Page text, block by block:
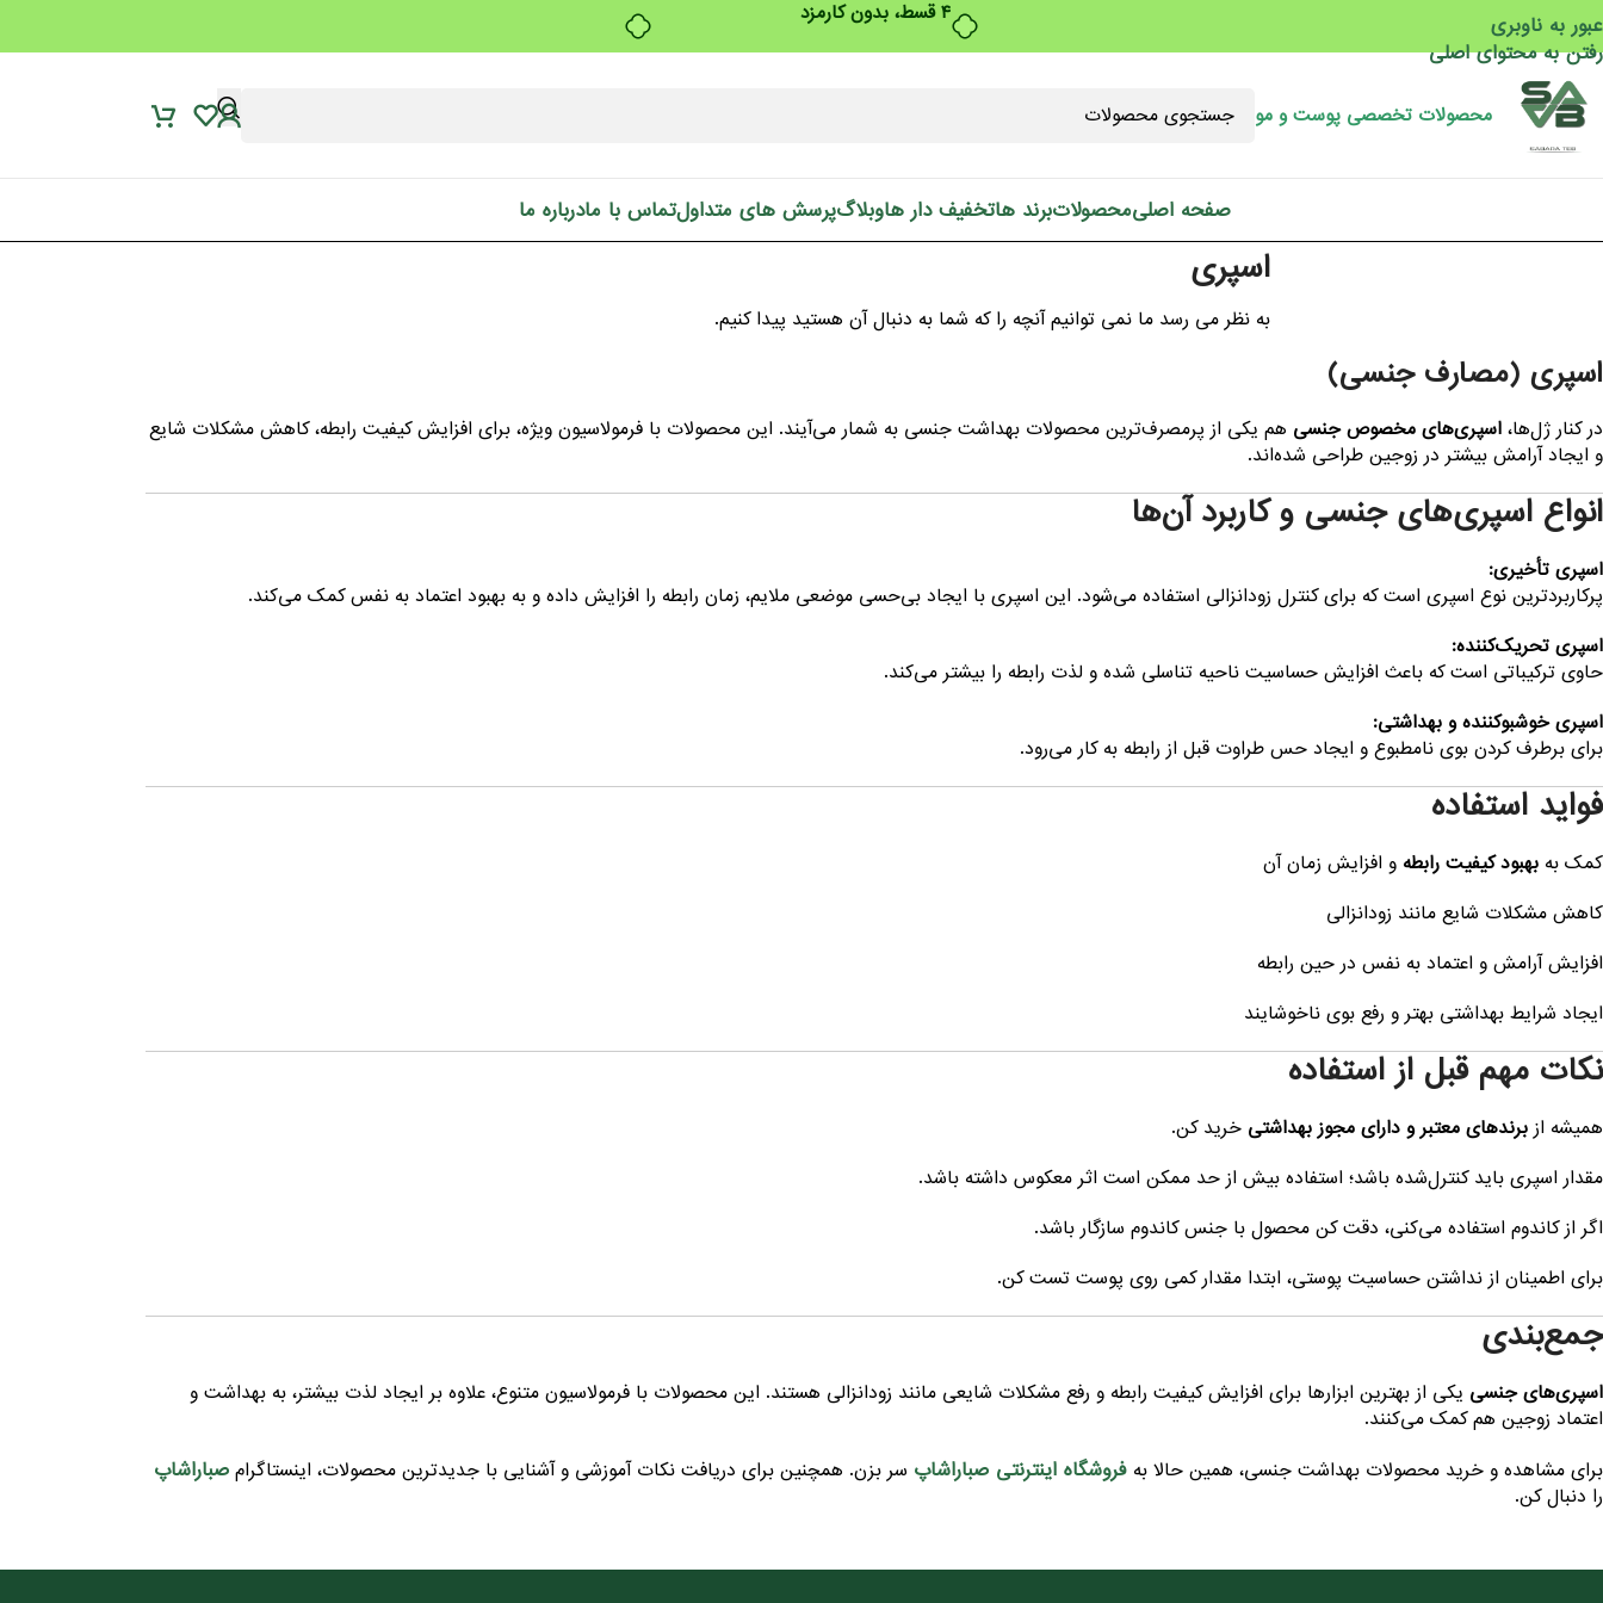
۴ قسط، بدون کارمزد
عبور به ناوبری
رفتن به محتوای اصلی
محصولات تخصصی پوست و مو
صفحه اصلیمحصولاتبرند هاتخفیف دار هاوبلاگپرسش های متداولتماس با مادرباره ما
اسپری
به نظر می رسد ما نمی توانیم آنچه را که شما به دنبال آن هستید پیدا کنیم.
اسپری (مصارف جنسی)
در کنار ژل‌ها، اسپری‌های مخصوص جنسی هم یکی از پرمصرف‌ترین محصولات بهداشت جنسی به شمار می‌آیند. این محصولات با فرمولاسیون ویژه، برای افزایش کیفیت رابطه، کاهش مشکلات شایع
و ایجاد آرامش بیشتر در زوجین طراحی شده‌اند.
انواع اسپری‌های جنسی و کاربرد آن‌ها
اسپری تأخیری:
پرکاربردترین نوع اسپری است که برای کنترل زودانزالی استفاده می‌شود. این اسپری با ایجاد بی‌حسی موضعی ملایم، زمان رابطه را افزایش داده و به بهبود اعتماد به نفس کمک می‌کند.
اسپری تحریک‌کننده:
حاوی ترکیباتی است که باعث افزایش حساسیت ناحیه تناسلی شده و لذت رابطه را بیشتر می‌کند.
اسپری خوشبوکننده و بهداشتی:
برای برطرف کردن بوی نامطبوع و ایجاد حس طراوت قبل از رابطه به کار می‌رود.
فواید استفاده
کمک به بهبود کیفیت رابطه و افزایش زمان آن
کاهش مشکلات شایع مانند زودانزالی
افزایش آرامش و اعتماد به نفس در حین رابطه
ایجاد شرایط بهداشتی بهتر و رفع بوی ناخوشایند
نکات مهم قبل از استفاده
همیشه از برندهای معتبر و دارای مجوز بهداشتی خرید کن.
مقدار اسپری باید کنترل‌شده باشد؛ استفاده بیش از حد ممکن است اثر معکوس داشته باشد.
اگر از کاندوم استفاده می‌کنی، دقت کن محصول با جنس کاندوم سازگار باشد.
برای اطمینان از نداشتن حساسیت پوستی، ابتدا مقدار کمی روی پوست تست کن.
جمع‌بندی
اسپری‌های جنسی یکی از بهترین ابزارها برای افزایش کیفیت رابطه و رفع مشکلات شایعی مانند زودانزالی هستند. این محصولات با فرمولاسیون متنوع، علاوه بر ایجاد لذت بیشتر، به بهداشت و
اعتماد زوجین هم کمک می‌کنند.
برای مشاهده و خرید محصولات بهداشت جنسی، همین حالا به فروشگاه اینترنتی صباراشاپ سر بزن. همچنین برای دریافت نکات آموزشی و آشنایی با جدیدترین محصولات، اینستاگرام صباراشاپ
را دنبال کن.